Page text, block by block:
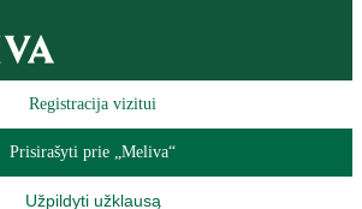
Registracija vizitui
Prisirašyti prie „Meliva“
Užpildyti užklausą